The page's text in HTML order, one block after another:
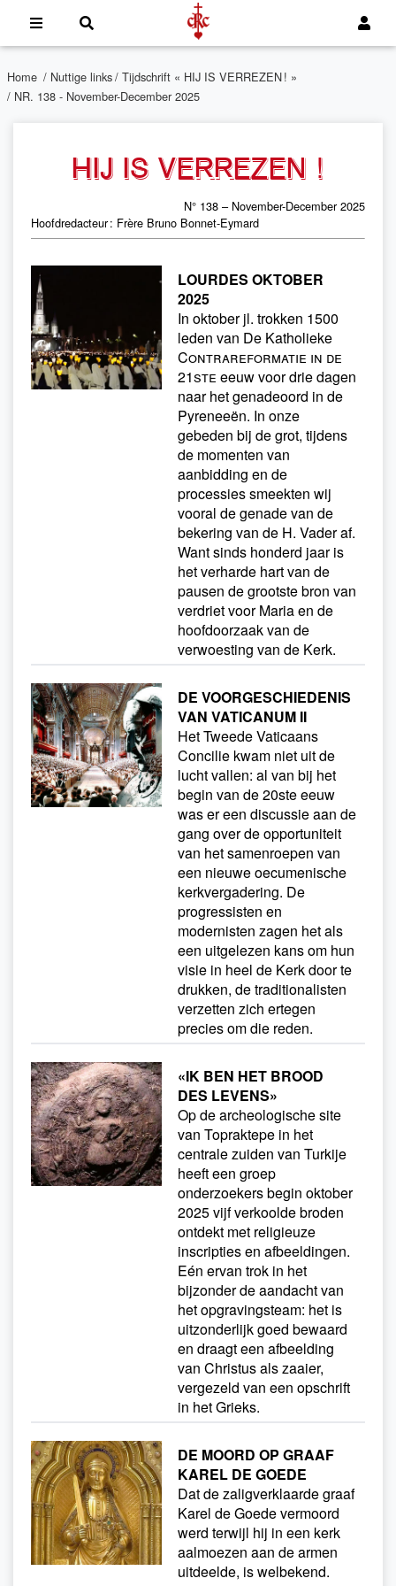
Home / Nuttige links/ Tijdschrift « HIJ IS VERREZEN ! »
/ NR. 138 - November-December 2025
HIJ IS VERREZEN !
N° 138 – November-December 2025
Hoofdredacteur : Frère Bruno Bonnet-Eymard
LOURDES OKTOBER
2025
In oktober jl. trokken 1500
leden van De Katholieke
Contrareformatie in de
21ste eeuw voor drie dagen
naar het genadeoord in de
Pyreneeën. In onze
gebeden bij de grot, tijdens
de momenten van
aanbidding en de
processies smeekten wij
vooral de genade van de
bekering van de H. Vader af.
Want sinds honderd jaar is
het verharde hart van de
pausen de grootste bron van
verdriet voor Maria en de
hoofdoorzaak van de
verwoesting van de Kerk.
DE VOORGESCHIEDENIS
VAN VATICANUM II
Het Tweede Vaticaans
Concilie kwam niet uit de
lucht vallen: al van bij het
begin van de 20ste eeuw
was er een discussie aan de
gang over de opportuniteit
van het samenroepen van
een nieuwe oecumenische
kerkvergadering. De
progressisten en
modernisten zagen het als
een uitgelezen kans om hun
visie in heel de Kerk door te
drukken, de traditionalisten
verzetten zich ertegen
precies om die reden.
«IK BEN HET BROOD
DES LEVENS»
Op de archeologische site
van Topraktepe in het
centrale zuiden van Turkije
heeft een groep
onderzoekers begin oktober
2025 vijf verkoolde broden
ontdekt met religieuze
inscripties en afbeeldingen.
Eén ervan trok in het
bijzonder de aandacht van
het opgravingsteam: het is
uitzonderlijk goed bewaard
en draagt een afbeelding
van Christus als zaaier,
vergezeld van een opschrift
in het Grieks.
DE MOORD OP GRAAF
KAREL DE GOEDE
Dat de zaligverklaarde graaf
Karel de Goede vermoord
werd terwijl hij in een kerk
aalmoezen aan de armen
uitdeelde, is welbekend.